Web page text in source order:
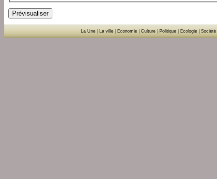
La Une La ville Economie Culture Politique Ecologie Société